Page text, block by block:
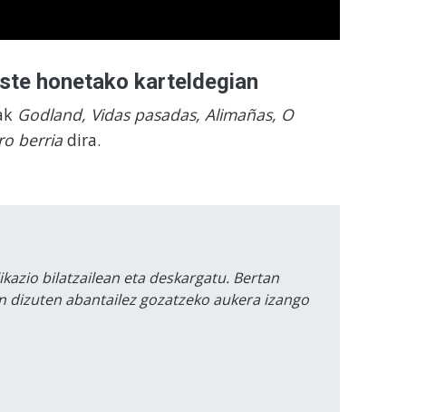
honetako karteldegian
Godland, Vidas pasadas, Alimañas, O
berria dira.
bilatzailean eta deskargatu. Bertan
abantailez gozatzeko aukera izango